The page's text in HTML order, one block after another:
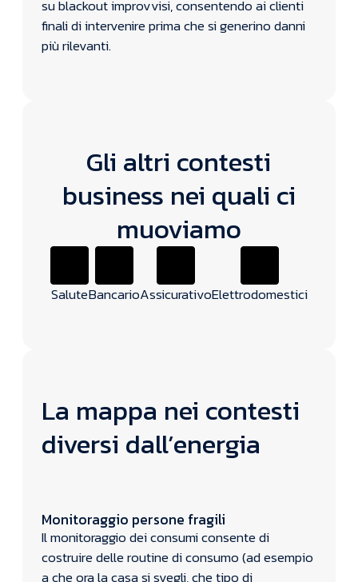
su blackout improvvisi, consentendo ai clienti
finali di intervenire prima che si generino danni
più rilevanti.
Gli altri contesti
business nei quali ci
muoviamo
SaluteBancarioAssicurativoElettrodomestici
La mappa nei contesti
diversi dall’energia
Monitoraggio persone fragili
Il monitoraggio dei consumi consente di
costruire delle routine di consumo (ad esempio
a che ora la casa si svegli, che tipo di